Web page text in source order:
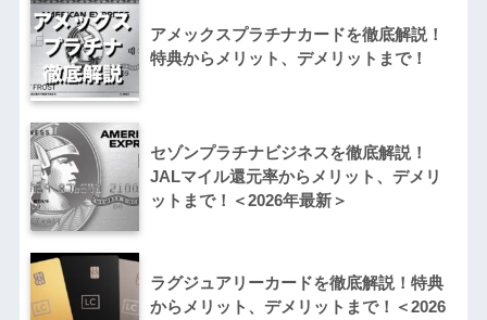
アメックスプラチナカードを徹底解説！
特典からメリット、デメリットまで！
セゾンプラチナビジネスを徹底解説！
JALマイル還元率からメリット、デメリ
ットまで！＜2026年最新＞
ラグジュアリーカードを徹底解説！特典
からメリット、デメリットまで！＜2026